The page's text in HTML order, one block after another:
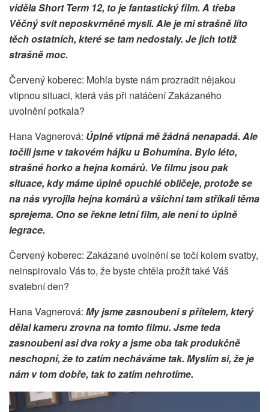
viděla Short Term 12, to je fantastický film. A třeba
Věčný svit neposkvrněné mysli. Ale je mi strašně líto
těch ostatních, které se tam nedostaly. Je jich totiž
strašně moc.
Červený koberec: Mohla byste nám prozradit nějakou
vtipnou situaci, která vás při natáčení Zakázaného
uvolnění potkala?
Hana Vagnerová: Úplně vtipná mě žádná nenapadá. Ale
točili jsme v takovém hájku u Bohumína. Bylo léto,
strašné horko a hejna komárů. Ve filmu jsou pak
situace, kdy máme úplně opuchlé obličeje, protože se
na nás vyrojila hejna komárů a všichni tam stříkali těma
sprejema. Ono se řekne letní film, ale není to úplně
legrace.
Červený koberec: Zakázané uvolnění se točí kolem svatby,
neinspirovalo Vás to, že byste chtěla prožít také Váš
svatební den?
Hana Vagnerová: My jsme zasnoubeni s přítelem, který
dělal kameru zrovna na tomto filmu. Jsme teda
zasnoubeni asi dva roky a jsme oba tak produkčně
neschopní, že to zatím necháváme tak. Myslím si, že je
nám v tom dobře, tak to zatím nehrotíme.